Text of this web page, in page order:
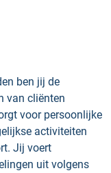
ben jij de
van cliënten
voor persoonlijke
activiteiten
Jij voert
uit volgens